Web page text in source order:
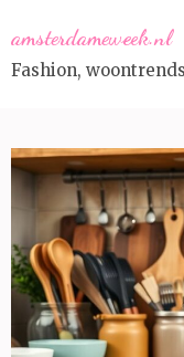
to
content
Enter)
amsterdameweek.nl
Fashion,